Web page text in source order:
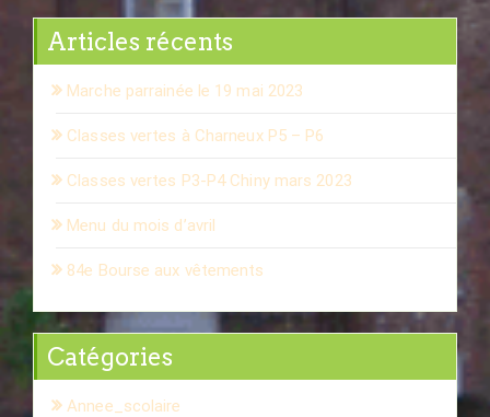
Articles récents
Marche parrainée le 19 mai 2023
Classes vertes à Charneux P5 – P6
Classes vertes P3-P4 Chiny mars 2023
Menu du mois d’avril
84e Bourse aux vêtements
Catégories
Annee_scolaire